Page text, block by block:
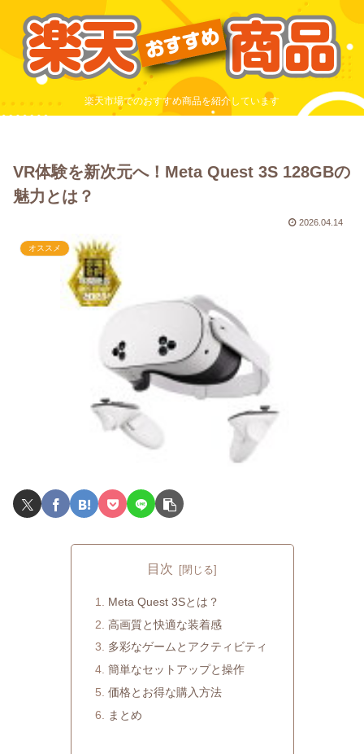
楽天市場でのおすすめ商品を紹介しています
VR体験を新次元へ！Meta Quest 3S 128GBの
魅力とは？
2026.04.14
オススメ
目次
Meta Quest 3Sとは？
高画質と快適な装着感
多彩なゲームとアクティビティ
簡単なセットアップと操作
価格とお得な購入方法
まとめ